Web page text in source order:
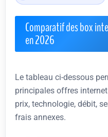
Comparatif des box
en 2026
Le tableau ci-dessous
principales offres
prix, technologie, débit,
frais annexes.